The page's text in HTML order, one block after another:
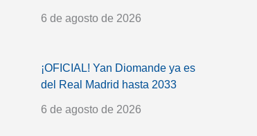
6 de agosto de 2026
¡OFICIAL! Yan Diomande ya es
del Real Madrid hasta 2033
6 de agosto de 2026